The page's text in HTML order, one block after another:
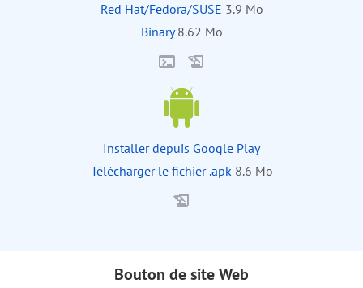
Red Hat/Fedora/SUSE 3.9 Mo
Binary 8.62 Mo
Installer depuis Google Play
Télécharger le fichier .apk 8.6 Mo
Bouton de site Web